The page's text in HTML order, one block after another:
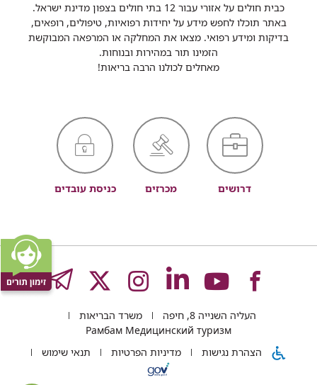
כבית חולים על אזורי עבור 12 בתי חולים בצפון מדינת ישראל.
באתר תוכלו לחפש מידע על יחידות רפואיות, טיפולים, רופאים,
בדיקות ומידע רפואי. מצאו את המחלקה או המרפאה המבוקשת
הזמינו תור במהירות ובנוחות.
מאחלים לכולנו הרבה בריאות!
דרושים מכרזים כניסת עובדים
לעמוד
של
לעמוד
של
לעמוד
של
לעמוד
של
לעמוד
של
העליה השנייה 8, חיפה
משרד הבריאות
Рамбам Медицинский туризм
הצהרת נגישות
מדיניות הפרטיות תנאי שימוש